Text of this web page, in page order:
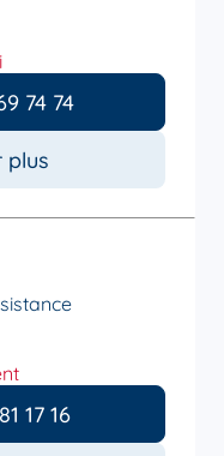
74 74
plus
17 16